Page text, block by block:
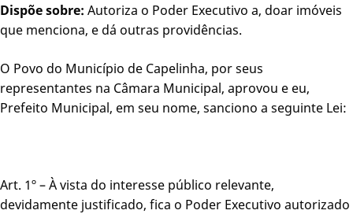
Dispõe sobre: Autoriza o Poder Executivo a, doar imóveis
que menciona, e dá outras providências.
O Povo do Município de Capelinha, por seus
representantes na Câmara Municipal, aprovou e eu,
Prefeito Municipal, em seu nome, sanciono a seguinte Lei:
Art. 1º – À vista do interesse público relevante,
devidamente justificado, fica o Poder Executivo autorizado